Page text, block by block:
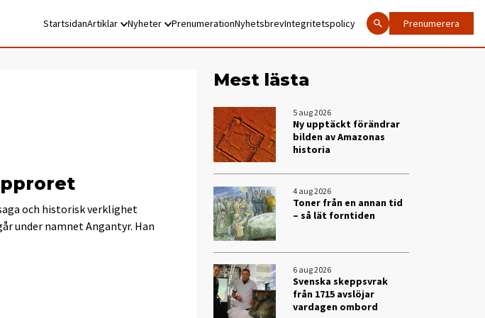
StartsidanArtiklar Nyheter PrenumerationNyhetsbrevIntegritetspolicy Prenumerera
och historisk verklighet
under namnet Angantyr. Han
Mest lästa
5 aug 2026
Ny upptäckt förändrar
bilden av Amazonas
historia
4 aug 2026
Toner från en annan tid
– så lät forntiden
6 aug 2026
Svenska skeppsvrak
från 1715 avslöjar
vardagen ombord